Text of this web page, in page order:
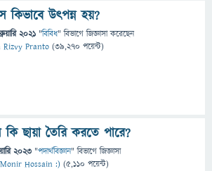
কিভাবে উৎপন্ন হয়?
2021 "বিবিধ" বিভাগে জিজ্ঞাসাকরেছেন
Rizvy Pranto (39,270 পয়েন্ট)
কি ছায়া তৈরি করতে পারে?
2023 "পদার্থবিজ্ঞান" বিভাগে জিজ্ঞাসা
Monir Hossain :) (5,110 পয়েন্ট)